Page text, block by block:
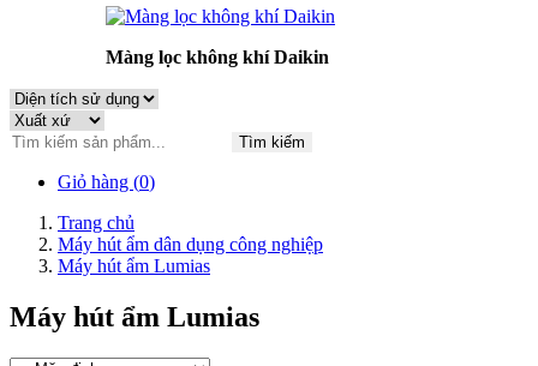
Màng lọc không khí Daikin
Tìm kiếm
Giỏ hàng (0)
Trang chủ
Máy hút ẩm dân dụng công nghiệp
Máy hút ẩm Lumias
Máy hút ẩm Lumias